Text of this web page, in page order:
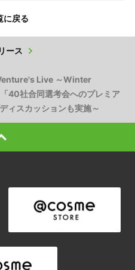
に戻る
ース
Live ～Winter
40社合同選考会へのプレミア
ィスカッションも実施～